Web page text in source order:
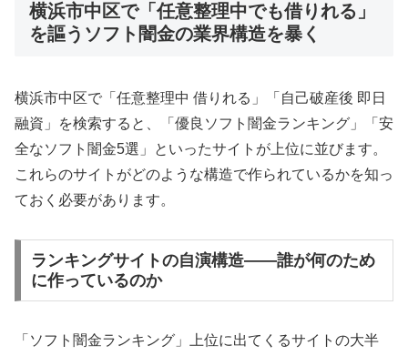
横浜市中区で「任意整理中でも借りれる」
を謳うソフト闇金の業界構造を暴く
横浜市中区で「任意整理中 借りれる」「自己破産後 即日
融資」を検索すると、「優良ソフト闇金ランキング」「安
全なソフト闇金5選」といったサイトが上位に並びます。
これらのサイトがどのような構造で作られているかを知っ
ておく必要があります。
ランキングサイトの自演構造——誰が何のため
に作っているのか
「ソフト闇金ランキング」上位に出てくるサイトの大半